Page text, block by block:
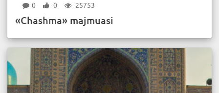
0 0 25753
«Chashma» majmuasi